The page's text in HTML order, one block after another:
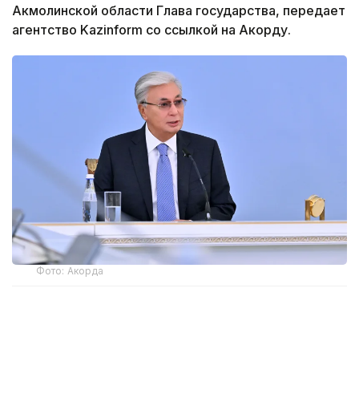
Акмолинской области Глава государства, передает
агентство Kazinform со ссылкой на Акорду.
Фото: Акорда